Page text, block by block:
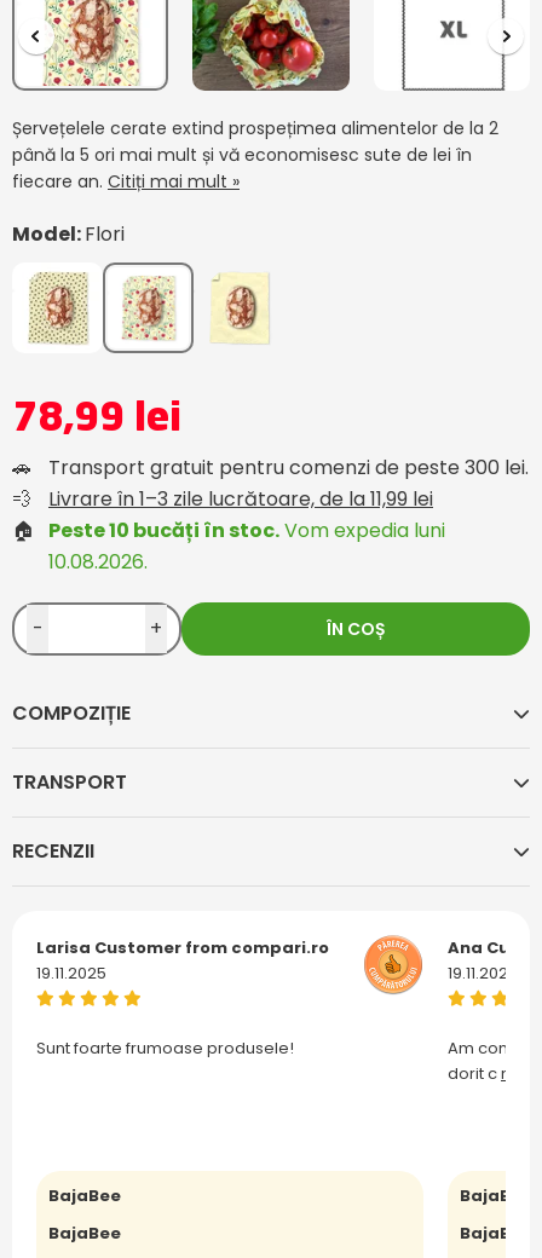
COMPOZIȚIE
TRANSPORT
RECENZII
Larisa Customer from compari.ro
19.11.2025
Sunt foarte frumoase produsele!
BajaBee
BajaBee
Ana
19.11.2025
Am
dorit cmai
BajaBee
BajaBee
Șervețelele cerate extind prospețimea alimentelor de la 2
până la 5 ori mai mult și vă economisesc sute de lei în
fiecare an. Citiți mai mult »
Model:Flori
78,99 lei
🚗
Transport gratuit pentru comenzi de peste 300 lei.
💨
Livrare în 1–3 zile lucrătoare, de la 11,99 lei
🏠
Peste 10 bucăți în stoc.Vom expedia luni
10.08.2026.
- + ÎN COȘ